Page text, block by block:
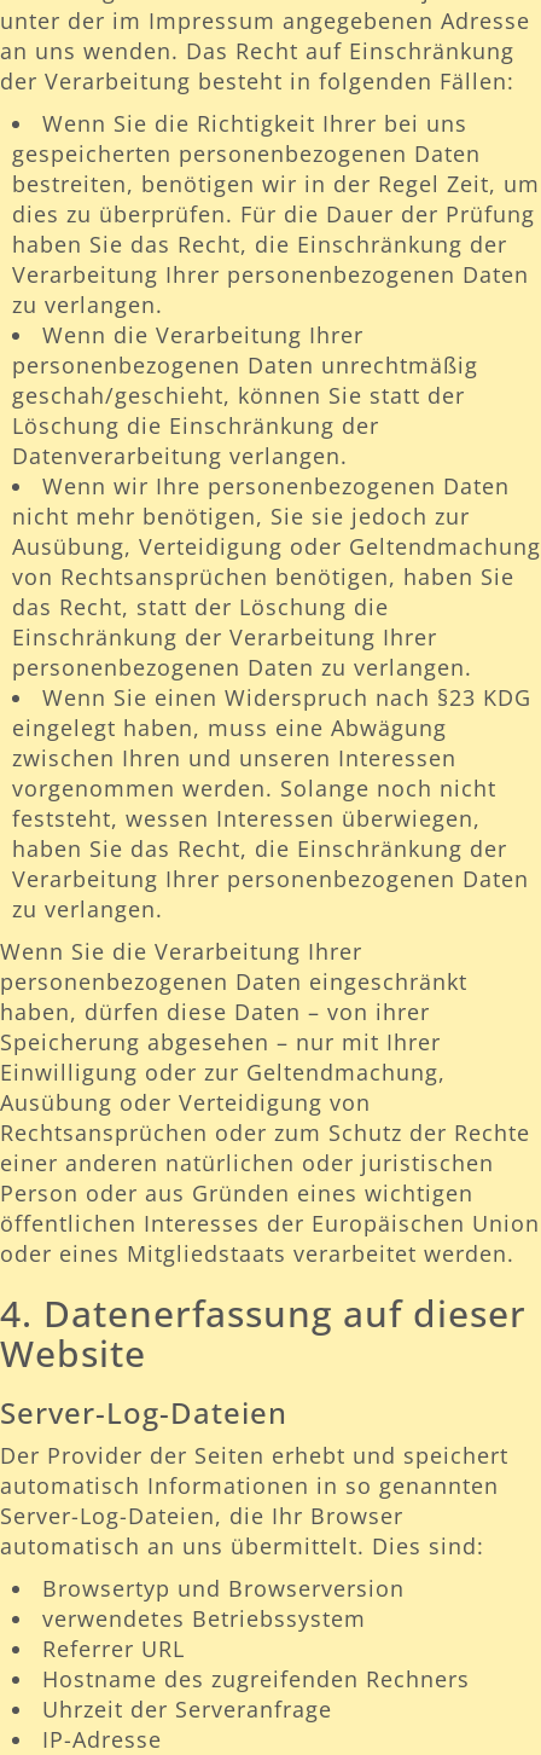
unter der im Impressum angegebenen Adresse
an uns wenden. Das Recht auf Einschränkung
der Verarbeitung besteht in folgenden Fällen:
Wenn Sie die Richtigkeit Ihrer bei uns
gespeicherten personenbezogenen Daten
bestreiten, benötigen wir in der Regel Zeit, um
dies zu überprüfen. Für die Dauer der Prüfung
haben Sie das Recht, die Einschränkung der
Verarbeitung Ihrer personenbezogenen Daten
zu verlangen.
Wenn die Verarbeitung Ihrer
personenbezogenen Daten unrechtmäßig
geschah/geschieht, können Sie statt der
Löschung die Einschränkung der
Datenverarbeitung verlangen.
Wenn wir Ihre personenbezogenen Daten
nicht mehr benötigen, Sie sie jedoch zur
Ausübung, Verteidigung oder Geltendmachung
von Rechtsansprüchen benötigen, haben Sie
das Recht, statt der Löschung die
Einschränkung der Verarbeitung Ihrer
personenbezogenen Daten zu verlangen.
Wenn Sie einen Widerspruch nach §23 KDG
eingelegt haben, muss eine Abwägung
zwischen Ihren und unseren Interessen
vorgenommen werden. Solange noch nicht
feststeht, wessen Interessen überwiegen,
haben Sie das Recht, die Einschränkung der
Verarbeitung Ihrer personenbezogenen Daten
zu verlangen.
Wenn Sie die Verarbeitung Ihrer
personenbezogenen Daten eingeschränkt
haben, dürfen diese Daten – von ihrer
Speicherung abgesehen – nur mit Ihrer
Einwilligung oder zur Geltendmachung,
Ausübung oder Verteidigung von
Rechtsansprüchen oder zum Schutz der Rechte
einer anderen natürlichen oder juristischen
Person oder aus Gründen eines wichtigen
öffentlichen Interesses der Europäischen Union
oder eines Mitgliedstaats verarbeitet werden.
4. Datenerfassung auf dieser
Website
Server-Log-Dateien
Der Provider der Seiten erhebt und speichert
automatisch Informationen in so genannten
Server-Log-Dateien, die Ihr Browser
automatisch an uns übermittelt. Dies sind:
Browsertyp und Browserversion
verwendetes Betriebssystem
Referrer URL
Hostname des zugreifenden Rechners
Uhrzeit der Serveranfrage
IP-Adresse